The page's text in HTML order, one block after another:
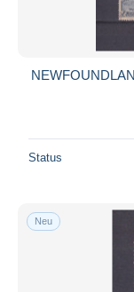
Status
Neu